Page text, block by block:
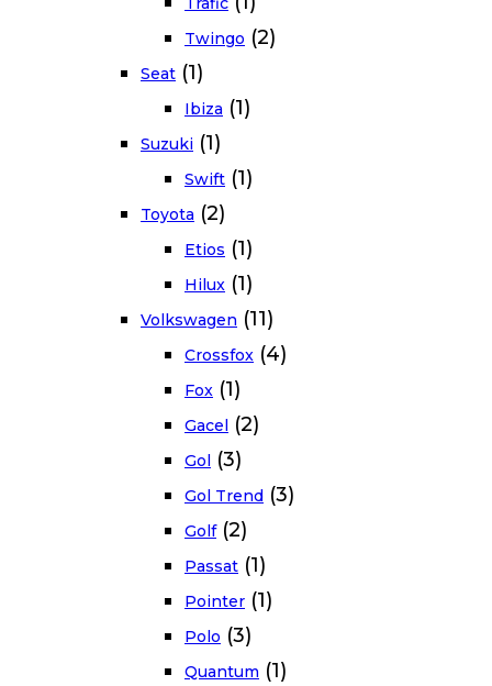
Twingo (2)
Seat (1)
Ibiza (1)
Suzuki (1)
Swift (1)
Toyota (2)
Etios (1)
Hilux (1)
Volkswagen (11)
Crossfox (4)
Fox (1)
Gacel (2)
Gol (3)
Gol Trend (3)
Golf (2)
Passat (1)
Pointer (1)
Polo (3)
Quantum (1)